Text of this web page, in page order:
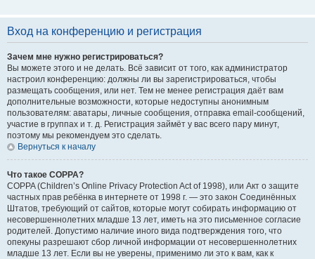
Вход на конференцию и регистрация
Зачем мне нужно регистрироваться?
Вы можете этого и не делать. Всё зависит от того, как администратор
настроил конференцию: должны ли вы зарегистрироваться, чтобы
размещать сообщения, или нет. Тем не менее регистрация даёт вам
дополнительные возможности, которые недоступны анонимным
пользователям: аватары, личные сообщения, отправка email-сообщений,
участие в группах и т. д. Регистрация займёт у вас всего пару минут,
поэтому мы рекомендуем это сделать.
Вернуться к началу
Что такое COPPA?
COPPA (Children’s Online Privacy Protection Act of 1998), или Акт о защите
частных прав ребёнка в интернете от 1998 г. — это закон Соединённых
Штатов, требующий от сайтов, которые могут собирать информацию от
несовершеннолетних младше 13 лет, иметь на это письменное согласие
родителей. Допустимо наличие иного вида подтверждения того, что
опекуны разрешают сбор личной информации от несовершеннолетних
младше 13 лет. Если вы не уверены, применимо ли это к вам, как к